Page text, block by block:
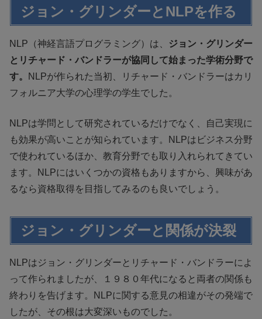
ジョン・グリンダーとNLPを作る
NLP（神経言語プログラミング）は、
ジョン・グリンダー
とリチャード・バンドラーが協同して始まった学術分野で
す。
NLPが作られた当初、リチャード・バンドラーはカリ
フォルニア大学の心理学の学生でした。
NLPは学問として研究されているだけでなく、自己実現に
も効果が高いことが知られています。NLPはビジネス分野
で使われているほか、教育分野でも取り入れられてきてい
ます。NLPにはいくつかの資格もありますから、興味があ
るなら資格取得を目指してみるのも良いでしょう。
ジョン・グリンダーと関係が決裂
NLPはジョン・グリンダーとリチャード・バンドラーによ
って作られましたが、１９８０年代になると両者の関係も
終わりを告げます。NLPに関する意見の相違がその発端で
したが、その根は大変深いものでした。